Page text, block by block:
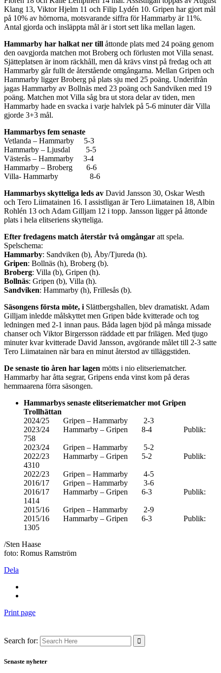
Klang 13, Viktor Hjelm 11 och Filip Lydén 10. Gripen har gjort mål
på 10% av hörnorna, motsvarande siffra för Hammarby är 11%.
Antal gjorda och insläppta mål är i stort sett lika mellan lagen.
Hammarby har halkat ner till åttonde plats med 24 poäng genom
den oavgjorda matchen mot Broberg och förlusten mot Villa senast.
Sjätteplatsen är inom räckhåll, men då krävs vinst på fredag och att
Hammarby går fullt de återstående omgångarna. Mellan Gripen och
Hammarby ligger Broberg på plats sju med 25 poäng. Underifrån
jagas Hammarby av Bollnäs med 23 poäng och Sandviken med 19
poäng. Matchen mot Villa såg bra ut stora delar av tiden, men
Hammarby hade en svacka i varje halvlek på 5-6 minuter där Villa
gjorde 3+3 mål.
Hammarbys fem senaste
Vetlanda – Hammarby 5-3
Hammarby – Ljusdal 5-5
Västerås – Hammarby 3-4
Hammarby – Broberg 6-6
Villa- Hammarby 8-6
Hammarbys skytteliga leds av David Jansson 30, Oskar Westh
och Tero Liimatainen 16. I assistligan är Tero Liimatainen 18, Albin
Rohlén 13 och Adam Gilljam 12 i topp. Jansson ligger på åttonde
plats i hela elitseriens skytteliga.
Efter fredagens match återstår två omgångar att spela.
Spelschema:
Hammarby: Sandviken (b), Åby/Tjureda (h).
Gripen: Bollnäs (h), Broberg (b).
Broberg: Villa (b), Gripen (h).
Bollnäs: Gripen (b), Villa (h).
Sandviken: Hammarby (h), Frillesås (b).
Säsongens första möte, i Slättbergshallen, blev dramatiskt. Adam
Gilljam inledde målskyttet men Gripen både kvitterade och tog
ledningen med 2-1 innan paus. Båda lagen bjöd på många missade
chanser och Viktor Birgersson räddade ett par frilägen. Med tjugo
minuter kvar kvitterade David Jansson, avgörande målet till 2-3 satte
Tero Liimatainen när bara en minut återstod av tilläggstiden.
De senaste tio åren har lagen mötts i nio elitseriematcher.
Hammarby har åtta segrar, Gripens enda vinst kom på deras
hemmaarena förra säsongen.
Hammarbys senaste elitseriematcher mot Gripen
Trollhättan
2024/25 Gripen – Hammarby 2-3
2023/24 Hammarby – Gripen 8-4 Publik:
758
2023/24 Gripen – Hammarby 5-2
2022/23 Hammarby – Gripen 5-2 Publik:
4310
2022/23 Gripen – Hammarby 4-5
2016/17 Gripen – Hammarby 3-6
2016/17 Hammarby – Gripen 6-3 Publik:
1414
2015/16 Gripen – Hammarby 2-9
2015/16 Hammarby – Gripen 6-3 Publik:
1305
/Sten Haase
foto: Romus Ramström
Dela
Print page
Search for:
Senaste nyheter